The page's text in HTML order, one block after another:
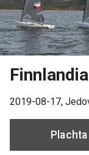
2019-08-17,
Plachta